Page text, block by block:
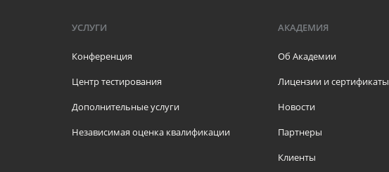
УСЛУГИ
Конференция
Центр тестирования
Дополнительные услуги
Независимая оценка квалификации
АКАДЕМИЯ
Об Академии
Лицензии и сертификаты
Новости
Партнеры
Клиенты